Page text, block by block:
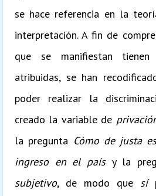
se hace referencia en la
interpretación. A fin de
que se manifiestan tienen
atribuidas, se han
poder realizar la
creado la variable de
la pregunta Cómo de justa
ingreso en el país y la
subjetivo, de modo que sí